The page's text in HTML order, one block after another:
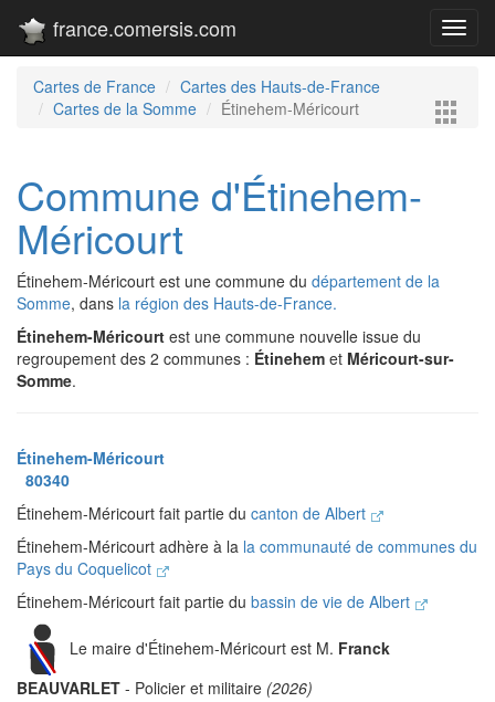
france.comersis.com
Cartes de France
Cartes des Hauts-de-France
Cartes de la Somme
Étinehem-Méricourt
Commune d'Étinehem-
Méricourt
Étinehem-Méricourt est une commune du département de la
Somme, dans la région des Hauts-de-France.
Étinehem-Méricourt est une commune nouvelle issue du
regroupement des 2 communes : Étinehem et Méricourt-sur-
Somme.
Étinehem-Méricourt
80340
Étinehem-Méricourt fait partie du canton de Albert
Étinehem-Méricourt adhère à la la communauté de communes du
Pays du Coquelicot
Étinehem-Méricourt fait partie du bassin de vie de Albert
Le maire d'Étinehem-Méricourt est M. Franck
BEAUVARLET - Policier et militaire (2026)